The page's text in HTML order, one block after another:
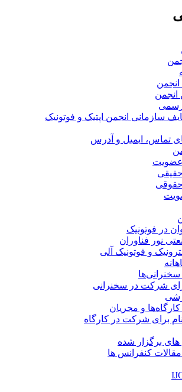
انجمن اپتیک و فوتونیک
تماس، ایمیل و آدرس
در فوتونیک
نور فناوران
و فوتونیک آلی
شرکت در سخنرانی
و مجریان
برای شرکت در کارگاه
برگزار شده
کنفرانس ها